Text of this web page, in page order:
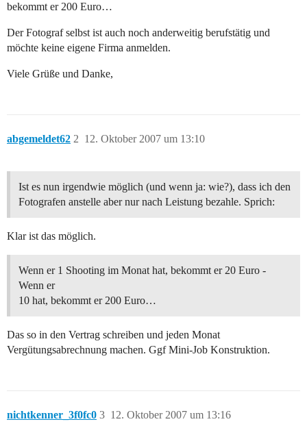
bekommt er 200 Euro…
Der Fotograf selbst ist auch noch anderweitig berufstätig und
möchte keine eigene Firma anmelden.
Viele Grüße und Danke,
abgemeldet62 12. Oktober 2007 um 13:10
2
Ist es nun irgendwie möglich (und wenn ja: wie?), dass ich den
Fotografen anstelle aber nur nach Leistung bezahle. Sprich:
Klar ist das möglich.
Wenn er 1 Shooting im Monat hat, bekommt er 20 Euro -
Wenn er
10 hat, bekommt er 200 Euro…
Das so in den Vertrag schreiben und jeden Monat
Vergütungsabrechnung machen. Ggf Mini-Job Konstruktion.
nichtkenner_3f0fc0 12. Oktober 2007 um 13:16
3